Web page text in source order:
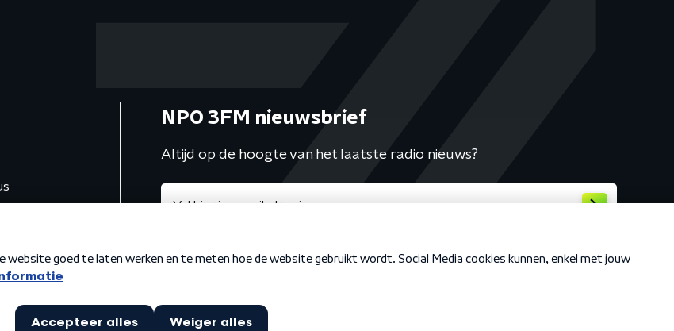
NPO 3FM nieuwsbrief
Altijd op de hoogte van het laatste radio nieuws?